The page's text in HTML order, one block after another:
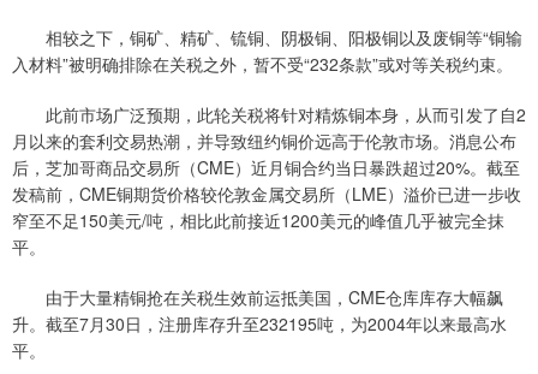
相较之下，铜矿、精矿、锍铜、阴极铜、阳极铜以及废铜等“铜输
入材料”被明确排除在关税之外，暂不受“232条款”或对等关税约束。
此前市场广泛预期，此轮关税将针对精炼铜本身，从而引发了自2
月以来的套利交易热潮，并导致纽约铜价远高于伦敦市场。消息公布
后，芝加哥商品交易所（CME）近月铜合约当日暴跌超过20%。截至
发稿前，CME铜期货价格较伦敦金属交易所（LME）溢价已进一步收
窄至不足150美元/吨，相比此前接近1200美元的峰值几乎被完全抹
平。
由于大量精铜抢在关税生效前运抵美国，CME仓库库存大幅飙
升。截至7月30日，注册库存升至232195吨，为2004年以来最高水
平。